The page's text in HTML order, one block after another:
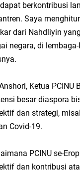
berkontribusi
Saya
dari Nahdliyin
negara, di
Ketua PCINU
besar diaspora
dan strategi,
Covid-19.
PCINU se-
dan kontribusi